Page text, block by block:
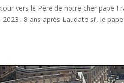
vers le Père de notre cher pape
2023 : 8 ans après Laudato si’, le